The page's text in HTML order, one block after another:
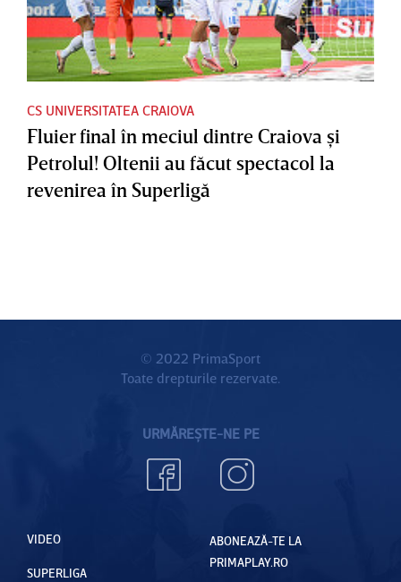
CS UNIVERSITATEA CRAIOVA
Fluier final în meciul dintre Craiova şi
Petrolul! Oltenii au făcut spectacol la
revenirea în Superligă
© 2022 PrimaSport
Toate drepturile rezervate.
URMĂREȘTE-NE PE
VIDEO
SUPERLIGA
ABONEAZĂ-TE LA
PRIMAPLAY.RO